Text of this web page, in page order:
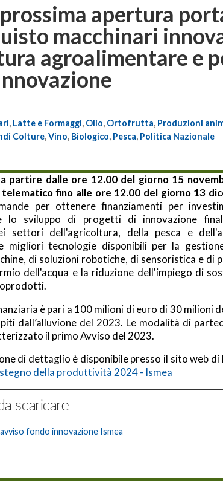
apertura
macchinari
agroalimentare e
, Latte e Formaggi, Olio, Ortofrutta, Produzioni
Colture,Vino, Biologico, Pesca, Politica Nazionale
a partire dalle ore 12.00 del giorno 15
fino alle ore 12.00 del giorno 13
per ottenere finanziamenti per
lo sviluppo di progetti di innovazione
settori dell'agricoltura, della pesca e
migliori tecnologie disponibili per la
di soluzioni robotiche, di sensoristica e
dell'acqua e la riduzione dell'impiego di
è pari a 100 milioni di euro di 30 milioni
dall’alluvione del 2023. Le modalità di
il primo Avviso del 2023.
di dettaglio è disponibile presso il sito web di
della produttività 2024 - Ismea
scaricare
fondo innovazione Ismea